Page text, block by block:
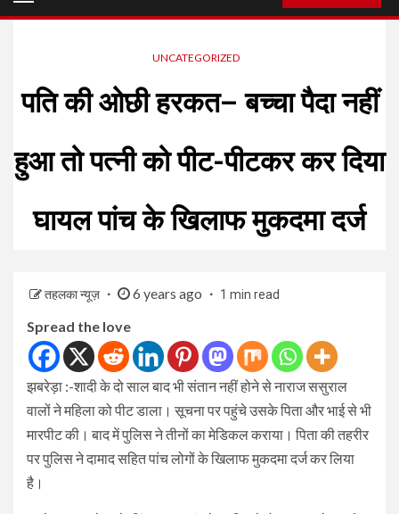
UNCATEGORIZED
पति की ओछी हरकत– बच्चा पैदा नहीं
हुआ तो पत्नी को पीट-पीटकर कर दिया
घायल पांच के खिलाफ मुकदमा दर्ज
तहलका न्यूज़ 6 years ago 1 min read
Spread the love
झबरेड़ा :-शादी के दो साल बाद भी संतान नहीं होने से नाराज ससुराल
वालों ने महिला को पीट डाला। सूचना पर पहुंचे उसके पिता और भाई से भी
मारपीट की। बाद में पुलिस ने तीनों का मेडिकल कराया। पिता की तहरीर
पर पुलिस ने दामाद सहित पांच लोगों के खिलाफ मुकदमा दर्ज कर लिया
है।